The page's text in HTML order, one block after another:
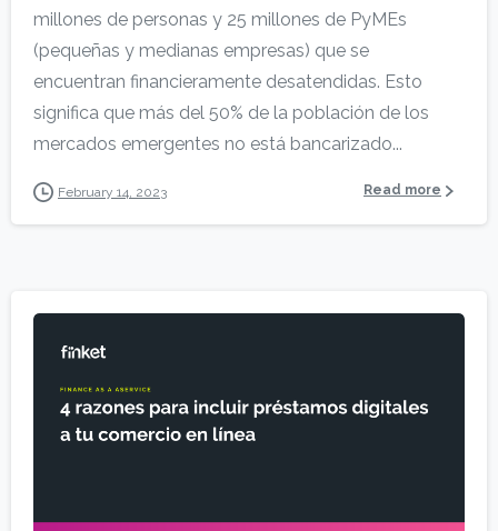
millones de personas y 25 millones de PyMEs
(pequeñas y medianas empresas) que se
encuentran financieramente desatendidas. Esto
significa que más del 50% de la población de los
mercados emergentes no está bancarizado...
February 14, 2023 Read more